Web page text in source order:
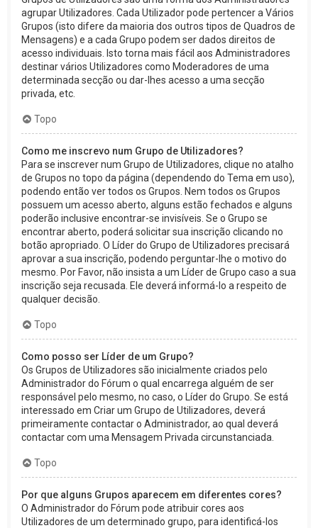
agrupar Utilizadores. Cada Utilizador pode pertencer a Vários
Grupos (isto difere da maioria dos outros tipos de Quadros de
Mensagens) e a cada Grupo podem ser dados direitos de
acesso individuais. Isto torna mais fácil aos Administradores
destinar vários Utilizadores como Moderadores de uma
determinada secção ou dar-lhes acesso a uma secção
privada, etc.
Topo
Como me inscrevo num Grupo de Utilizadores?
Para se inscrever num Grupo de Utilizadores, clique no atalho
de Grupos no topo da página (dependendo do Tema em uso),
podendo então ver todos os Grupos. Nem todos os Grupos
possuem um acesso aberto, alguns estão fechados e alguns
poderão inclusive encontrar-se invisíveis. Se o Grupo se
encontrar aberto, poderá solicitar sua inscrição clicando no
botão apropriado. O Líder do Grupo de Utilizadores precisará
aprovar a sua inscrição, podendo perguntar-lhe o motivo do
mesmo. Por Favor, não insista a um Líder de Grupo caso a sua
inscrição seja recusada. Ele deverá informá-lo a respeito de
qualquer decisão.
Topo
Como posso ser Líder de um Grupo?
Os Grupos de Utilizadores são inicialmente criados pelo
Administrador do Fórum o qual encarrega alguém de ser
responsável pelo mesmo, no caso, o Líder do Grupo. Se está
interessado em Criar um Grupo de Utilizadores, deverá
primeiramente contactar o Administrador, ao qual deverá
contactar com uma Mensagem Privada circunstanciada.
Topo
Por que alguns Grupos aparecem em diferentes cores?
O Administrador do Fórum pode atribuir cores aos
Utilizadores de um determinado grupo, para identificá-los